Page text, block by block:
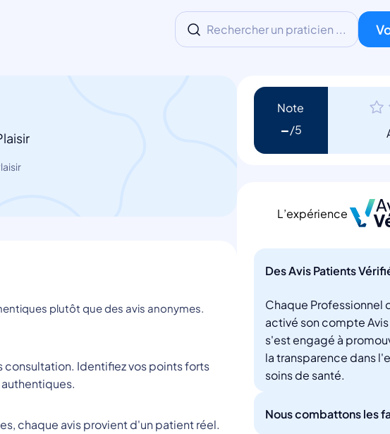
Rechercher un praticien ...
plutôt que des avis anonymes.
consultation. Identifiez vos points forts
chaque avis provient d'un patient réel.
Note
-
L’expérience
Des Avis Patients
Chaque Professionnel
activé son compte
s'est engagé à
la transparence dans
soins de santé.
Nous combattons les